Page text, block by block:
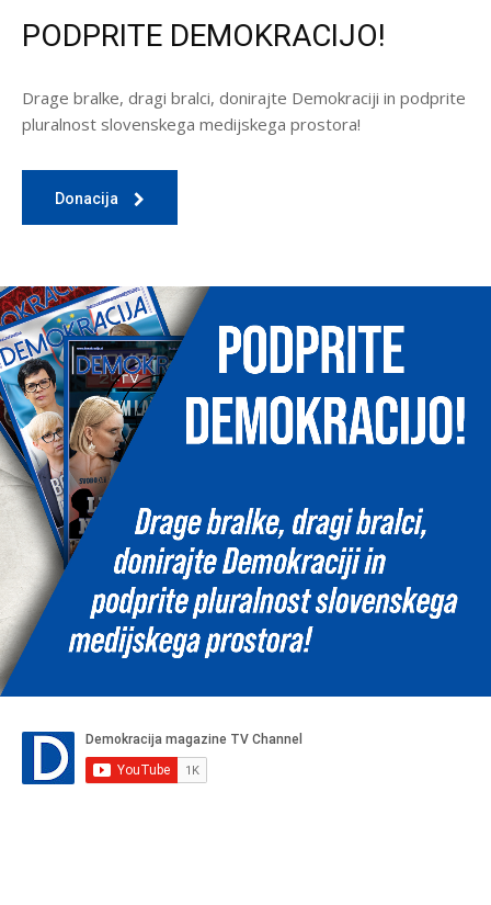
PODPRITE DEMOKRACIJO!
Drage bralke, dragi bralci, donirajte Demokraciji in podprite
pluralnost slovenskega medijskega prostora!
Donacija